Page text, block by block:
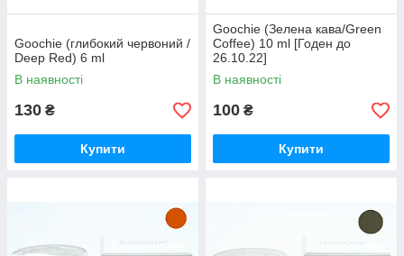
Goochie (глибокий червоний /
Deep Red) 6 ml
В наявності
130 ₴
Купити
Goochie (Зелена кава/Green
Coffee) 10 ml [Годен до
26.10.22]
В наявності
100 ₴
Купити